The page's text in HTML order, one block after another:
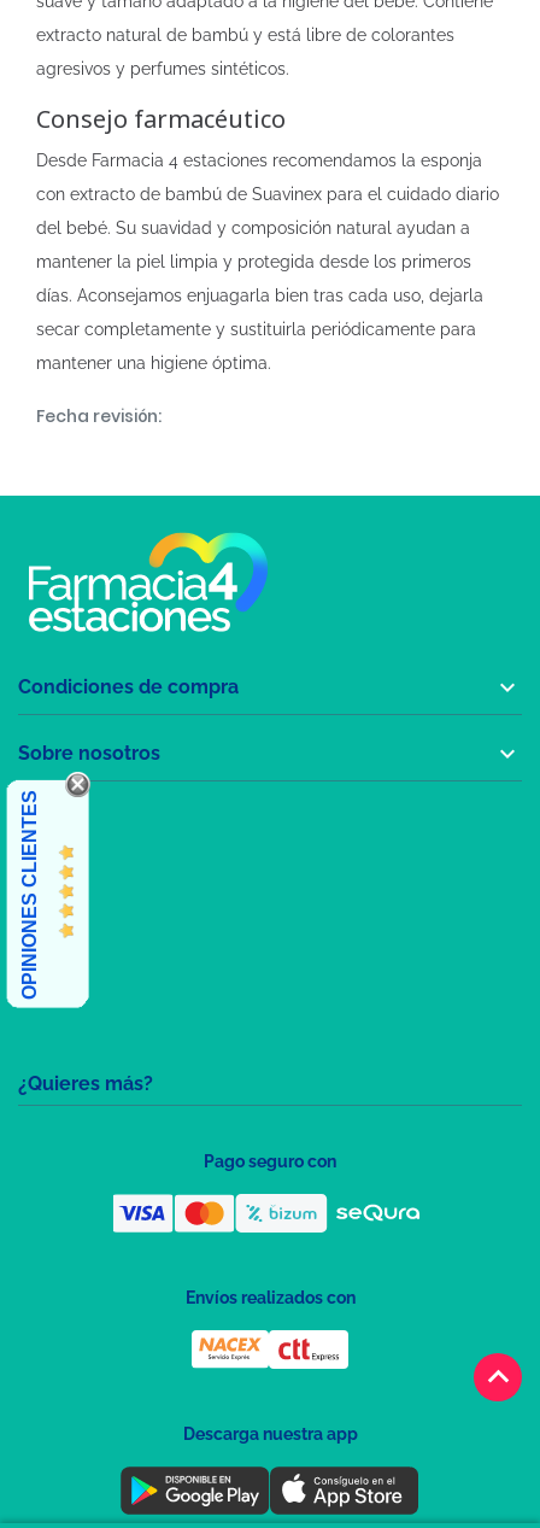
extracto natural de bambú y está libre de colorantes
agresivos y perfumes sintéticos.
Consejo farmacéutico
Desde Farmacia 4 estaciones recomendamos la esponja
con extracto de bambú de Suavinex para el cuidado diario
del bebé. Su suavidad y composición natural ayudan a
mantener la piel limpia y protegida desde los primeros
días. Aconsejamos enjuagarla bien tras cada uso, dejarla
secar completamente y sustituirla periódicamente para
mantener una higiene óptima.
Fecha revisión:
keyboard_arrow_up
¿Quieres más?
Condiciones de compra 
Sobre nosotros 
OPINIONES CLIENTES
Pago seguro con
Envíos realizados con
Descarga nuestra app